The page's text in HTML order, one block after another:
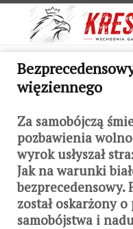
więziennego
Za samobójczą
pozbawienia
wyrok usłyszał
Jak na warunki
został oskarżony
samobójstwa i